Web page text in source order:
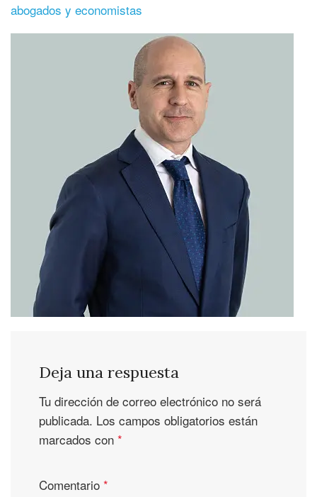
abogados y economistas
Deja una respuesta
Tu dirección de correo electrónico no será
publicada. Los campos obligatorios están
marcados con *
Comentario *